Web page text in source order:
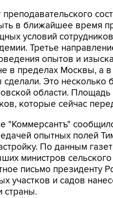
в ближайшее время
условий
Третье
опытов и
в пределах Москвы, а
Это несколько
области.
которые сейчас
"Коммерсантъ"
опытных полей
По данным
министров
письмо президенту
участков и садов
страны.